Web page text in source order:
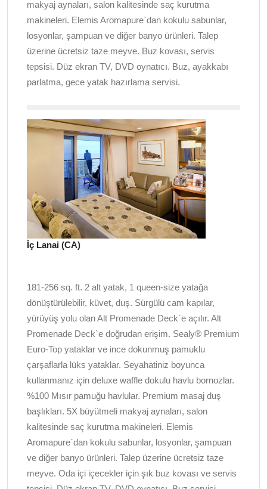
makyaj aynaları, salon kalitesinde saç kurutma
makineleri. Elemis Aromapure`dan kokulu sabunlar,
losyonlar, şampuan ve diğer banyo ürünleri. Talep
üzerine ücretsiz taze meyve. Buz kovası, servis
tepsisi. Düz ekran TV, DVD oynatıcı. Buz, ayakkabı
parlatma, gece yatak hazırlama servisi.
İç Lanai (CA)
181-256 sq. ft. 2 alt yatak, 1 queen-size yatağa
dönüştürülebilir, küvet, duş. Sürgülü cam kapılar,
yürüyüş yolu olan Alt Promenade Deck`e açılır. Alt
Promenade Deck`e doğrudan erişim. Sealy® Premium
Euro-Top yataklar ve ince dokunmuş pamuklu
çarşaflarla lüks yataklar. Seyahatiniz boyunca
kullanmanız için deluxe waffle dokulu havlu bornozlar.
%100 Mısır pamuğu havlular. Premium masaj duş
başlıkları. 5X büyütmeli makyaj aynaları, salon
kalitesinde saç kurutma makineleri. Elemis
Aromapure`dan kokulu sabunlar, losyonlar, şampuan
ve diğer banyo ürünleri. Talep üzerine ücretsiz taze
meyve. Oda içi içecekler için şık buz kovası ve servis